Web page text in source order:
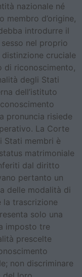
nazionale né
membro d’origine,
introdurre il
nel proprio
cruciale
di riconoscimento,
degli Stati
dell’istituto
pronuncia risiede
La Corte
Stati membri è
matrimoniale
dal diritto
pertanto un
delle modalità di
la trascrizione
solo una
imposto tre
prescelte
non discriminare